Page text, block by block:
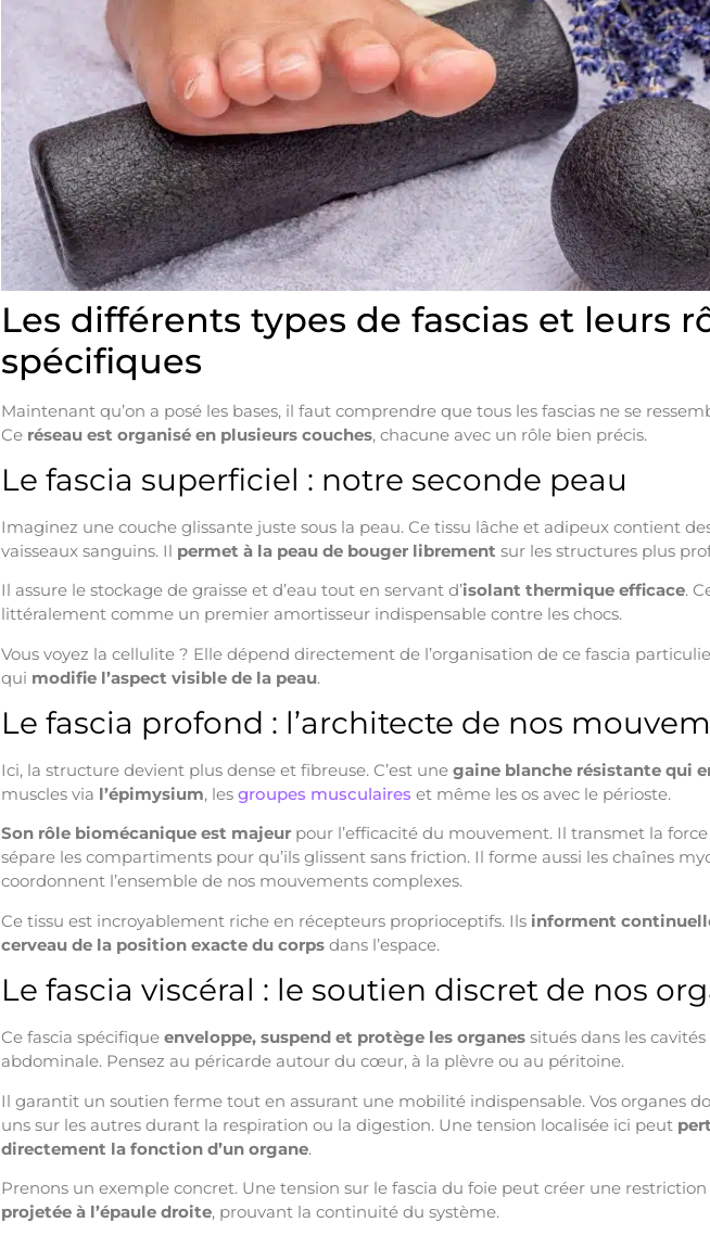
Les différents types de fascias et leurs
spécifiques
Maintenant qu’on a posé les bases, il faut comprendre que tous les fascias ne se
Ce réseau est organisé en plusieurs couches, chacune avec un rôle bien précis.
Le fascia superficiel : notre seconde peau
Imaginez une couche glissante juste sous la peau. Ce tissu lâche et adipeux contient
vaisseaux sanguins. Il permet à la peau de bouger librement sur les structures plus
Il assure le stockage de graisse et d’eau tout en servant d’isolant thermique efficace.
littéralement comme un premier amortisseur indispensable contre les chocs.
Vous voyez la cellulite ? Elle dépend directement de l’organisation de ce fascia
qui modifie l’aspect visible de la peau.
Le fascia profond : l’architecte de nos
Ici, la structure devient plus dense et fibreuse. C’est une gaine blanche résistante qui
muscles via l’épimysium, les groupes musculaires et même les os avec le périoste.
Son rôle biomécanique est majeur pour l’efficacité du mouvement. Il transmet la
sépare les compartiments pour qu’ils glissent sans friction. Il forme aussi les chaînes
coordonnent l’ensemble de nos mouvements complexes.
Ce tissu est incroyablement riche en récepteurs proprioceptifs. Ils informent
cerveau de la position exacte du corps dans l’espace.
Le fascia viscéral : le soutien discret de nos
Ce fascia spécifique enveloppe, suspend et protège les organes situés dans les
abdominale. Pensez au péricarde autour du cœur, à la plèvre ou au péritoine.
Il garantit un soutien ferme tout en assurant une mobilité indispensable. Vos organes
uns sur les autres durant la respiration ou la digestion. Une tension localisée ici peut
directement la fonction d’un organe.
Prenons un exemple concret. Une tension sur le fascia du foie peut créer une
projetée à l’épaule droite, prouvant la continuité du système.